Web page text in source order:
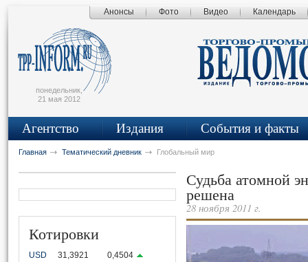
Анонсы Фото Видео Календарь
понедельник,
21 мая 2012
Агентство Издания События и факты
Главная Тематический дневник Глобальный мир
Котировки
USD 31,3921
0,4504
Судьба атомной
решена
28 ноября 2011 г.